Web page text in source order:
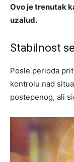
Ovo je trenutak
uzalud.
Stabilnost
Posle perioda
kontrolu nad
postepenog, ali